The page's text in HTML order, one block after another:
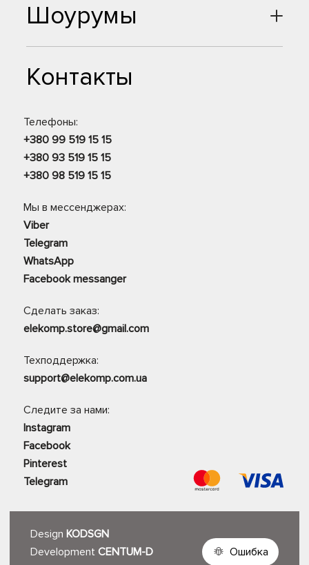
Шоурумы
Контакты
Телефоны:
+380 99 519 15 15
+380 93 519 15 15
+380 98 519 15 15
Мы в мессенджерах:
Viber
Telegram
WhatsApp
Facebook messanger
Сделать заказ:
elekomp.store@gmail.com
Техподдержка:
support@elekomp.com.ua
Следите за нами:
Instagram
Facebook
Pinterest
Telegram
Design KODSGN
Development CENTUM-D
Ошибка